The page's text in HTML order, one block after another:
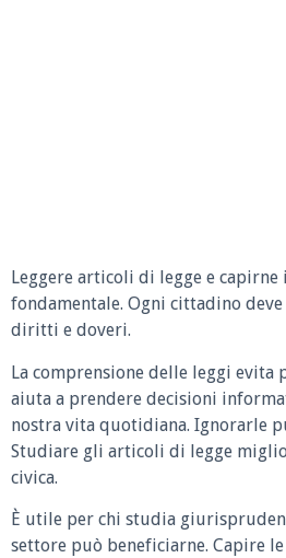
Leggere articoli di legge e
fondamentale. Ogni cittadino
diritti e doveri.
La comprensione delle leggi
aiuta a prendere decisioni
nostra vita quotidiana. Ignorarle
Studiare gli articoli di legge
civica.
È utile per chi studia
settore può beneficiarne. Capire